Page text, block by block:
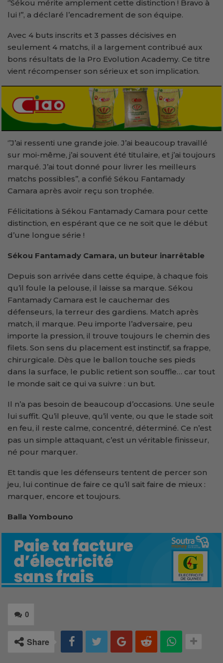
‘’Sékou mérite amplement cette distinction ! Bravo à
lui !’’, a déclaré l’encadrement de son équipe.
Avec 4 buts inscrits et 3 passes décisives en
seulement 4 matchs, il a largement contribué aux
bons résultats de la Pro Evolution Academy. Ce titre
vient récompenser son sérieux et son implication.
‘’J’ai ressenti une grande joie. J’ai beaucoup travaillé
sur moi-même, j’ai souvent été titulaire, et j’ai toujours
marqué. J’ai tout donné pour livrer les meilleurs
matchs possibles’’, a confié Sékou Fantamady
Camara après avoir reçu son trophée.
Félicitations à Sékou Fantamady Camara pour cette
distinction, en espérant que ce ne soit que le début
d’une longue série !
Sékou Fantamady Camara, un buteur inarrêtable
Depuis son arrivée dans cette équipe, à chaque fois
qu’il foule la pelouse, il laisse sa marque. Sékou
Fantamady Camara est le cauchemar des
défenseurs, la terreur des gardiens. Match après
match, il marque. Peu importe l’adversaire, peu
importe la pression, il trouve toujours le chemin des
filets. Son sens du placement est instinctif, sa frappe,
chirurgicale. Dès que le ballon touche ses pieds
dans la surface, le public retient son souffle… car tout
le monde sait ce qui va suivre : un but.
Il n’a pas besoin de beaucoup d’occasions. Une seule
lui suffit. Qu’il pleuve, qu’il vente, ou que le stade soit
en feu, il reste calme, concentré, déterminé. Ce n’est
pas un simple attaquant, c’est un véritable finisseur,
né pour marquer.
Et tandis que les défenseurs tentent de percer son
jeu, lui continue de faire ce qu’il sait faire de mieux :
marquer, encore et toujours.
Balla Yombouno
0
Share